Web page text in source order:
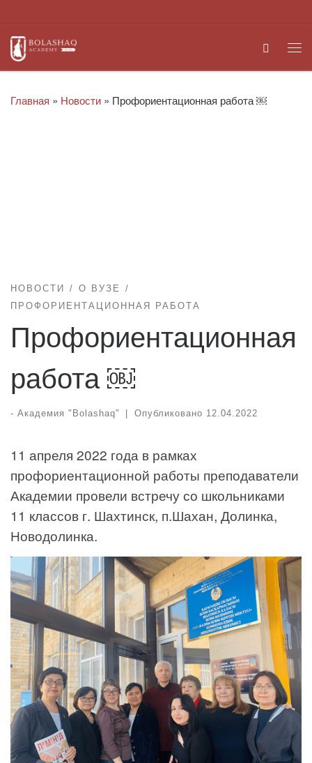
Search
Главная » Новости » Профориентационная работа ￼
НОВОСТИ
О ВУЗЕ
ПРОФОРИЕНТАЦИОННАЯ РАБОТА
Профориентационная
работа ￼
- Академия "Bolashaq" Опубликовано 12.04.2022
11 апреля 2022 года в рамках
профориентационной работы преподаватели
Академии провели встречу со школьниками
11 классов г. Шахтинск, п.Шахан, Долинка,
Новодолинка.